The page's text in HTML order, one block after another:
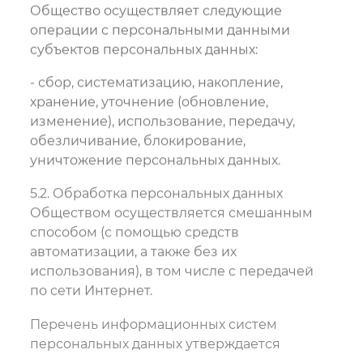
Общество осуществляет следующие
операции с персональными данными
субъектов персональных данных:
- сбор, систематизацию, накопление,
хранение, уточнение (обновление,
изменение), использование, передачу,
обезличивание, блокирование,
уничтожение персональных данных.
5.2. Обработка персональных данных
Обществом осуществляется смешанным
способом (с помощью средств
автоматизации, а также без их
использования), в том числе с передачей
по сети Интернет.
Перечень информационных систем
персональных данных утверждается